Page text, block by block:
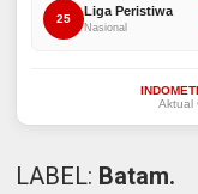
25
Liga Peristiwa
Nasional
Aktual
LABEL: Batam.